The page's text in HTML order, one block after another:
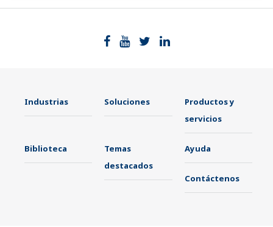
garantiza un funcionamiento estable de la
Industrias Soluciones
Productos y
servicios
Biblioteca
Temas
destacados
Ayuda
Contáctenos